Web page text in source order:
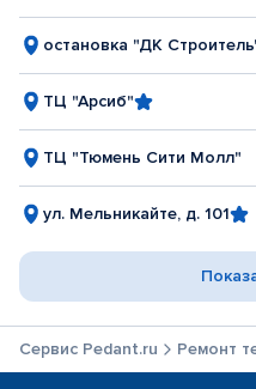
остановка "ДК
ТЦ "Арсиб"
ТЦ "Тюмень Сити Молл"
ул. Мельникайте, д. 101
Сервис Pedant.ru Ремонт